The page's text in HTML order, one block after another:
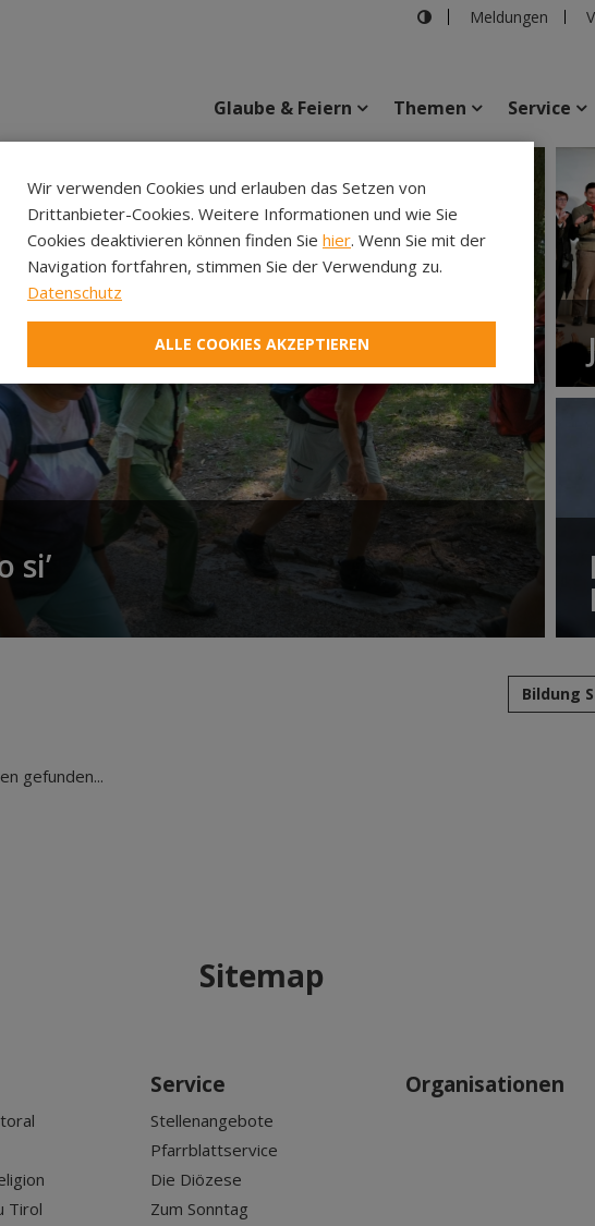
Meldungen
Veranstaltungen
Glaube & Feiern Themen Service
si’
Bildung
gefunden...
Sitemap
Tirol
Service
Stellenangebote
Pfarrblattservice
Die Diözese
Zum Sonntag
Organisationen
Wir verwenden Cookies und erlauben das Setzen von
Drittanbieter-Cookies. Weitere Informationen und wie Sie
Cookies deaktivieren können finden Sie hier. Wenn Sie mit der
Navigation fortfahren, stimmen Sie der Verwendung zu.
Datenschutz
ALLE COOKIES AKZEPTIEREN